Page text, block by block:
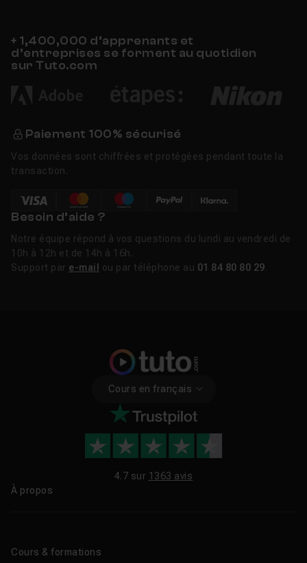
+ 1,400,000 d’apprenants et
d’entreprises se forment au quotidien
sur Tuto.com
Paiement 100% sécurisé
Vos données sont chiffrées et protégées pendant toute la
transaction.
Besoin d’aide ?
Notre équipe répond à vos questions du lundi au vendredi de
10h à 12h et de 14h à 16h.
Support par e-mail ou par téléphone au 01 84 80 80 29
Cours en français
4.7 sur 1363 avis
À propos
Cours & formations